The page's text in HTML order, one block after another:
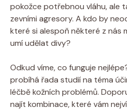
pokožce‌ potřebnou vláhu, ale
zevními agresory. ​A kdo by
které si alespoň některé z nás
umí udělat divy?
Odkud víme, co funguje
probíhá‌ řada studií na téma
léčbě kožních problémů.
najít kombinace, které⁣ vám